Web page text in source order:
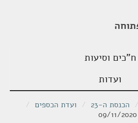
ח"כים וסיעות
ועדות
/ הכנסת ה-23 / ועדת הכספים /